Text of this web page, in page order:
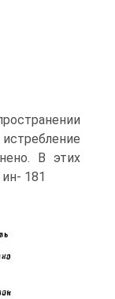
В этих
181